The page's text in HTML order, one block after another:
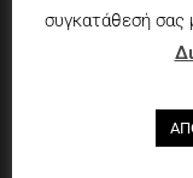
συγκατάθεσή σας